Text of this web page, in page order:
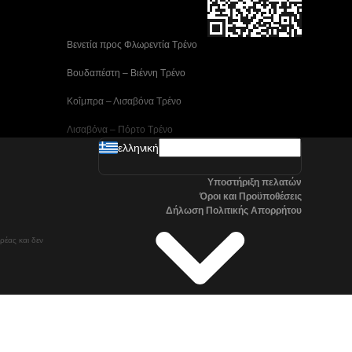
Βενετία προς Φλωρεντία Τρένο
Βουδαπέστη – Βιέννη Tρένο
Κοΐμπρα – Λισαβόνα Τρένο
Λισαβόνα – Πόρτο Tρένο
Μαδρίτη προς Αλικάντε Τρένα
Στοκχόλμη προς Γκέτεμποργκ Τρένα
Τρένα Τσανγκγουόν προς Σεούλ
Όσλο προς Στοκχόλμη Τρένα μεγάλης ταχύτητας
και δεν
ελληνική
Υποστήριξη πελατών
Όροι και Προϋποθέσεις
Δήλωση Πολιτικής Απορρήτου